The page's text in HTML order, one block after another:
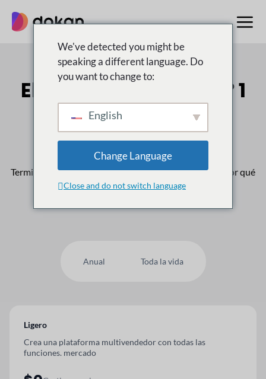
contenido
El multiproveedor n.º 1
Mercado para
WordPress
Terminado 50,000Los clientes confían en nosotros, ¿por qué
usted no?
Anual Toda la vida
Ligero
Crea una plataforma multivendedor con todas las
funciones. mercado
We've detected you might be
speaking a different language. Do
you want to change to:
English
Change Language
Close and do not switch language